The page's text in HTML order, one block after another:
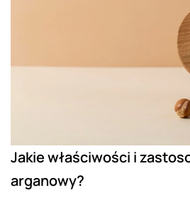
Jakie właściwości i
arganowy?